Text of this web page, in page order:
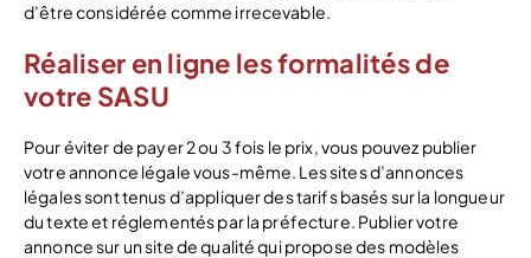
d’être considérée comme irrecevable.
Réaliser en ligne les formalités de
votre SASU
Pour éviter de payer 2 ou 3 fois le prix, vous pouvez publier
votre annonce légale vous-même. Les sites d’annonces
légales sont tenus d’appliquer des tarifs basés sur la longueur
du texte et réglementés par la préfecture. Publier votre
annonce sur un site de qualité qui propose des modèles